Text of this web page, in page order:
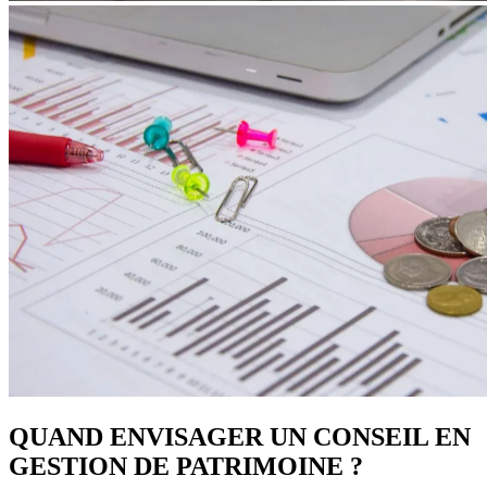
QUAND ENVISAGER UN CONSEIL EN
GESTION DE PATRIMOINE ?